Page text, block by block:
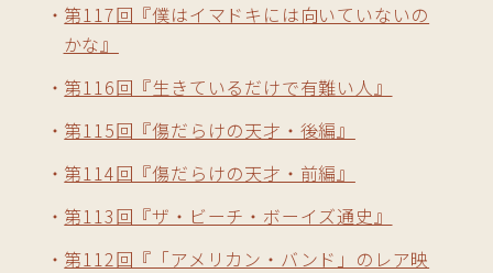
第117回『僕はイマドキには向いていないの
かな』
第116回『生きているだけで有難い人』
第115回『傷だらけの天才・後編』
第114回『傷だらけの天才・前編』
第113回『ザ・ビーチ・ボーイズ通史』
第112回『「アメリカン・バンド」のレア映